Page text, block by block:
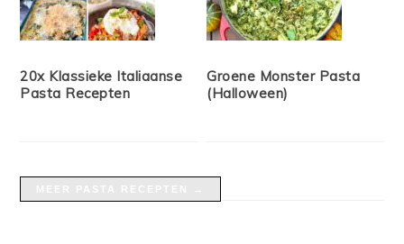
20x Klassieke Italiaanse
Pasta Recepten
Groene Monster Pasta
(Halloween)